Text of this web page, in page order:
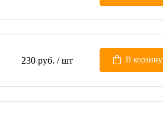
230 руб. / шт В корзину